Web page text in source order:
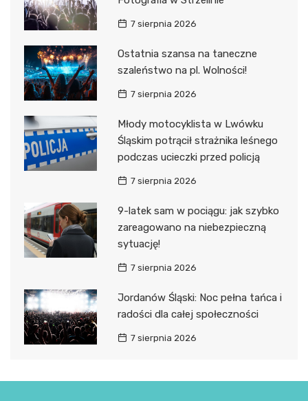
7 sierpnia 2026
Ostatnia szansa na taneczne
szaleństwo na pl. Wolności!
7 sierpnia 2026
Młody motocyklista w Lwówku
Śląskim potrącił strażnika leśnego
podczas ucieczki przed policją
7 sierpnia 2026
9-latek sam w pociągu: jak szybko
zareagowano na niebezpieczną
sytuację!
7 sierpnia 2026
Jordanów Śląski: Noc pełna tańca i
radości dla całej społeczności
7 sierpnia 2026